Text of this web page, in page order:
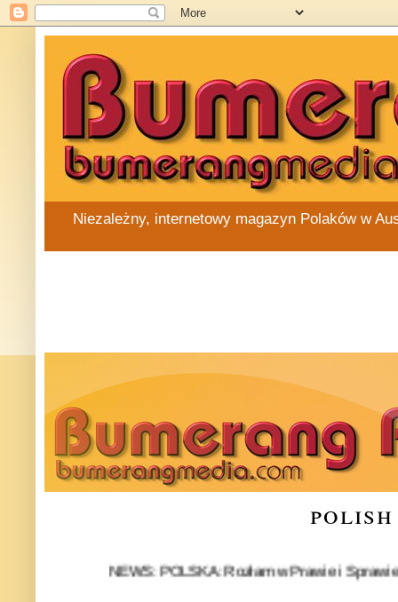
Niezależny, internetowy magazyn Polaków w
NEWS: POLSKA: Rozłam w Prawie i